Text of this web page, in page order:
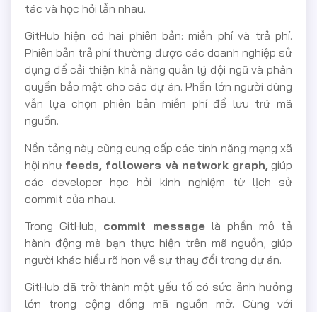
tác và học hỏi lẫn nhau.
GitHub hiện có hai phiên bản: miễn phí và trả phí.
Phiên bản trả phí thường được các doanh nghiệp sử
dụng để cải thiện khả năng quản lý đội ngũ và phân
quyền bảo mật cho các dự án. Phần lớn người dùng
vẫn lựa chọn phiên bản miễn phí để lưu trữ mã
nguồn.
Nền tảng này cũng cung cấp các tính năng mạng xã
hội như feeds, followers và network graph,giúp
các developer học hỏi kinh nghiệm từ lịch sử
commit của nhau.
Trong GitHub, commit message là phần mô tả
hành động mà bạn thực hiện trên mã nguồn, giúp
người khác hiểu rõ hơn về sự thay đổi trong dự án.
GitHub đã trở thành một yếu tố có sức ảnh hưởng
lớn trong cộng đồng mã nguồn mở. Cùng với